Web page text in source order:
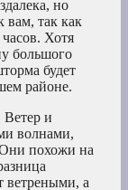
но
вам, так как
Хотя
большого
будет
районе.
и
волнами,
похожи на
ветреными, а